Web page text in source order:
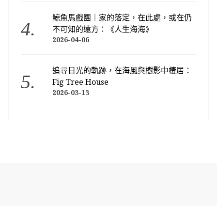
鯨魚馬戲團｜家的落定，在此處，或在仍
不可知的遠方：《人生海海》
2026-04-06
追尋日光的軌跡，在海風與樹影中棲居：
Fig Tree House
2026-03-13